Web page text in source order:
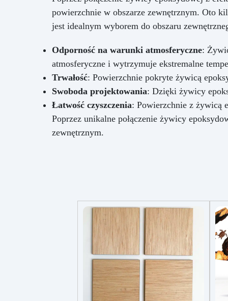
powierzchnie w obszarze zewnętrznym. Oto
jest idealnym wyborem do obszaru
Odporność na warunki atmosferyczne:
atmosferyczne i wytrzymuje ekstremalne
Trwałość: Powierzchnie pokryte żywicą
Swoboda projektowania: Dzięki żywicy
Łatwość czyszczenia: Powierzchnie z żywicą
Poprzez unikalne połączenie żywicy
zewnętrznym.